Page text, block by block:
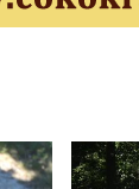
na hřbitově v